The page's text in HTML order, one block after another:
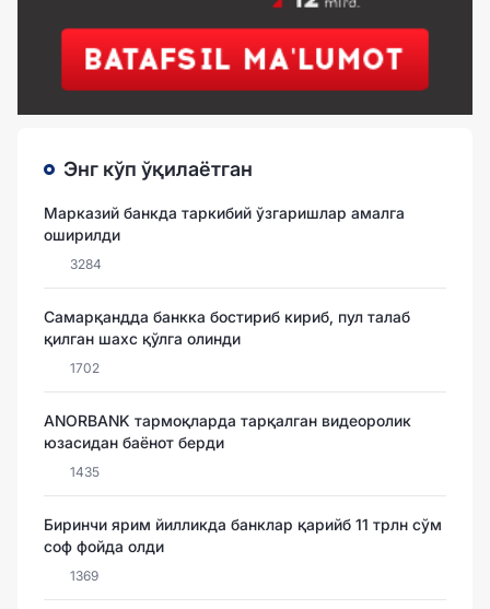
Энг кўп ўқилаётган
Марказий банкда таркибий ўзгаришлар амалга
оширилди
3284
Самарқандда банкка бостириб кириб, пул талаб
қилган шахс қўлга олинди
1702
ANORBANK тармоқларда тарқалган видеоролик
юзасидан баёнот берди
1435
Биринчи ярим йилликда банклар қарийб 11 трлн сўм
соф фойда олди
1369